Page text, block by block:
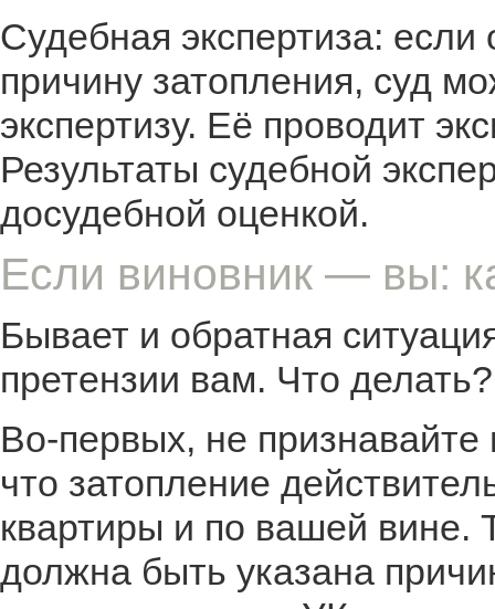
Судебная экспертиза: если
причину затопления, суд
экспертизу. Её проводит
Результаты судебной
досудебной оценкой.
Если виновник — вы:
Бывает и обратная
претензии вам. Что делать?
Во-первых, не признавайте
что затопление
квартиры и по вашей вине.
должна быть указана